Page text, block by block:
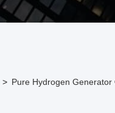
> Pure Hydrogen